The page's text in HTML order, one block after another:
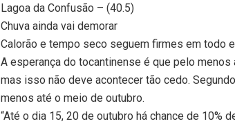
Lagoa da Confusão – (40.5)
Chuva ainda vai demorar
Calorão e tempo seco seguem firmes em todo
A esperança do tocantinense é que pelo menos
mas isso não deve acontecer tão cedo.
menos até o meio de outubro.
“Até o dia 15, 20 de outubro há chance de 10%